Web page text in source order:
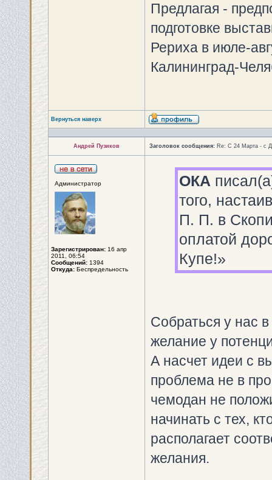
Предлагая -
подготовке
Рериха в июле-
Калининград-
Вернуться наверх
Андрей Пузиков Заголовок сообщения: Re: С 24 Марта - с
Администратор
Зарегистрирован: 16 апр
2011, 06:54
Сообщений: 1394
Откуда: Беспредельность
ОКА
того,
П. П. в
оплатой
Купе!»
Собраться у нас
желание у
А насчет идеи с
проблема не в
чемодан не
начинать с тех,
располагает
желания.